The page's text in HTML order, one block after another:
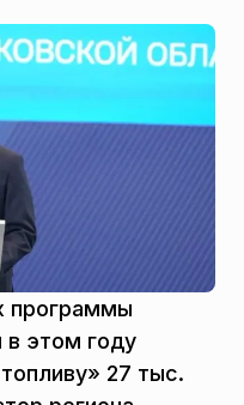
программы
в этом году
27 тыс.